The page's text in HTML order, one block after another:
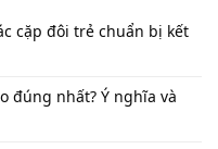
cặp đôi trẻ chuẩn bị kết
đúng nhất​? Ý nghĩa và